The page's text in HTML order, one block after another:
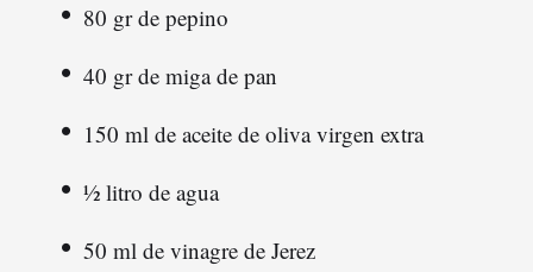
80 gr de pepino
40 gr de miga de pan
150 ml de aceite de oliva virgen extra
½ litro de agua
50 ml de vinagre de Jerez